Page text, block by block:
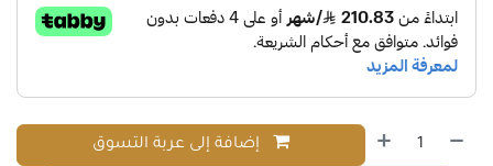
إضافة إلى عربة التسوق